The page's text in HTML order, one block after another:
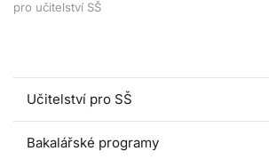
pro učitelství SŠ
Učitelství pro SŠ
Bakalářské programy